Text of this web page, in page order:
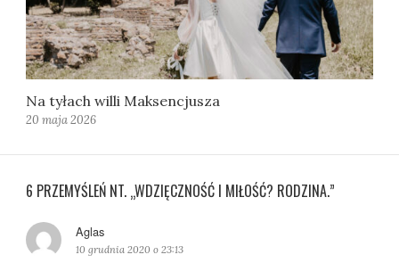
Na tyłach willi Maksencjusza
20 maja 2026
6 PRZEMYŚLEŃ NT. „WDZIĘCZNOŚĆ I MIŁOŚĆ? RODZINA.”
Aglas
i
10 grudnia 2020 o 23:13